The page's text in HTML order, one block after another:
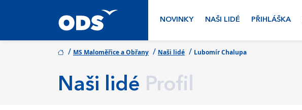
NOVINKY NAŠI LIDÉ PŘIHLÁŠKA
/ MS Maloměřice a Obřany / Naši lidé / Lubomír Chalupa
Naši lidé Profil